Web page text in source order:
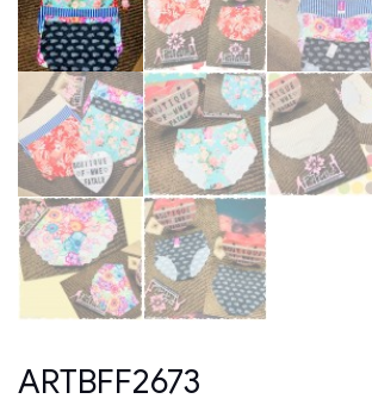
ARTBFF2673